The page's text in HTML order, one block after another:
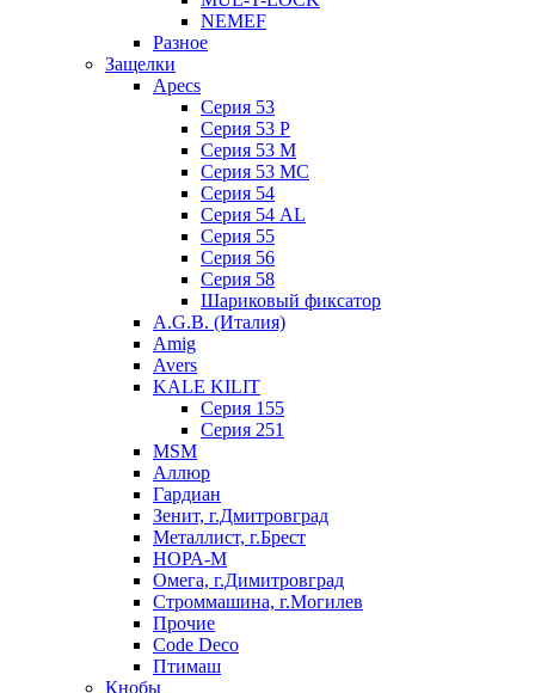
NEMEF
Разное
Защелки
Apecs
Серия 53
Серия 53 P
Серия 53 М
Серия 53 МC
Серия 54
Серия 54 AL
Серия 55
Серия 56
Серия 58
Шариковый фиксатор
A.G.B. (Италия)
Amig
Avers
KALE KILIT
Серия 155
Серия 251
MSM
Аллюр
Гардиан
Зенит, г.Дмитровград
Металлист, г.Брест
НОРА-М
Омега, г.Димитровград
Строммашина, г.Могилев
Прочие
Code Deco
Птимаш
Кнобы